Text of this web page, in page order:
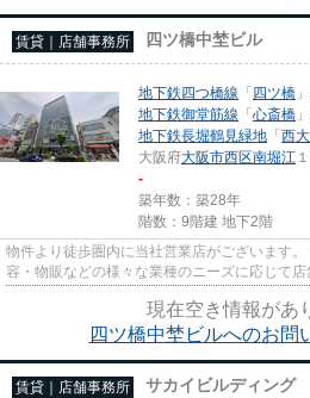
賃貸｜店舗事務所 四ツ橋中埜ビル
地下鉄四つ橋線 「四ツ橋
地下鉄御堂筋線 「心斎橋
地下鉄長堀鶴見緑地 「西
大阪府大阪市西区南堀江
-
築年数：築28年
階数：9階建 地下2階
物件より徒歩圏内に当社営業店がございます
容・物販などの様々な業種のニーズに応じて店
尚、弊社ではおとり広告は一切...
現在空き情報があ
四ツ橋中埜ビルへのお問
賃貸｜店舗事務所 サカイビルディング